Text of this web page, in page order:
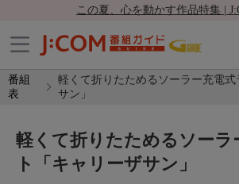
この夏、心を動かす作品特集 |
番組
表
軽くて折りたためるソーラー充電
サン」
軽くて折りたためるソーラ
ト「キャリーザサン」